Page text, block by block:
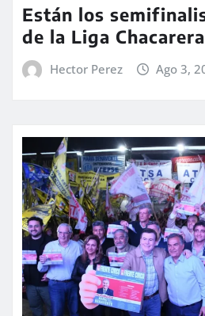
Están los
de la Liga Chacarera
Hector Perez Ago 3,